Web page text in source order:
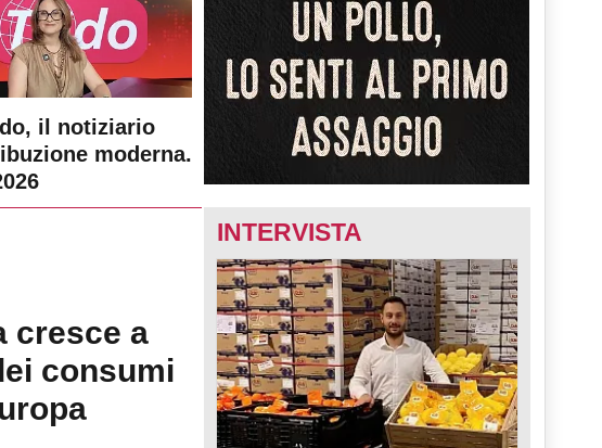
il notiziario
moderna.
cresce a
consumi
INTERVISTA